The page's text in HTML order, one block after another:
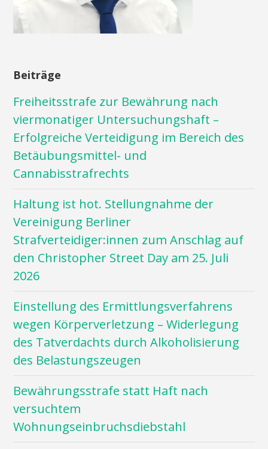
Beiträge
Freiheitsstrafe zur Bewährung nach
viermonatiger Untersuchungshaft –
Erfolgreiche Verteidigung im Bereich des
Betäubungsmittel- und
Cannabisstrafrechts
Haltung ist hot. Stellungnahme der
Vereinigung Berliner
Strafverteidiger:innen zum Anschlag auf
den Christopher Street Day am 25. Juli
2026
Einstellung des Ermittlungsverfahrens
wegen Körperverletzung – Widerlegung
des Tatverdachts durch Alkoholisierung
des Belastungszeugen
Bewährungsstrafe statt Haft nach
versuchtem
Wohnungseinbruchsdiebstahl